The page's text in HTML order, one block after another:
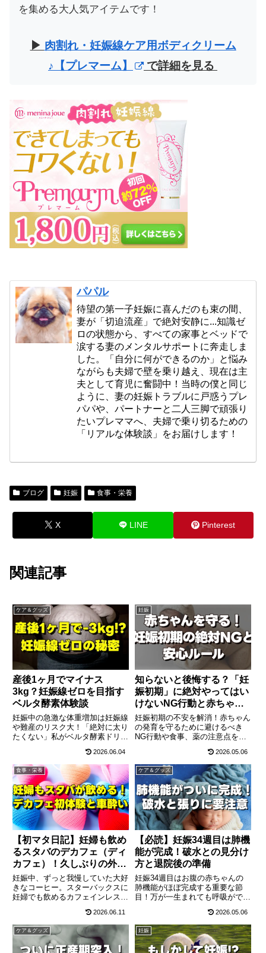
を集める大人気アイテムです！
▶︎ 肉割れ・妊娠線ケア用ボディクリーム
♪【プレマーム】
で詳細を見る
パパル
待望の第一子妊娠に喜んだのも束の間、
妻が「切迫流産」で絶対安静に...知識ゼ
ロの状態から、すべての家事とベッドで
涙する妻のメンタルサポートに奔走しま
した。「自分に何ができるのか」と悩み
ながらも夫婦で壁を乗り越え、現在は主
夫として育児に奮闘中！当時の僕と同じ
ように、妻の妊娠トラブルに戸惑うプレ
パパや、パートナーと二人三脚で頑張り
たいプレママへ、夫婦で乗り切るための
「リアルな体験談」をお届けします！
ブログ 妊娠 食事・栄養
X LINE Pinterest
関連記事
ケア＆グッズ
産後1ヶ月でマイナス
3kg？妊娠線ゼロを目指す
ベルタ酵素体験談
妊娠中の急激な体重増加は妊娠線
や難産のリスク大！「絶対に太り
たくない」私がベルタ酵素ドリン
したリアルな体験談。つわり中で
も飲みやすいピーチ味の感想や、
一番お得な購入方法まで本音でレ
ビューします。
2026.06.04
妊娠
知らないと後悔する？「妊
娠初期」に絶対やってはい
けないNG行動と赤ちゃん
を守る7つの約束
妊娠初期の不安を解消！赤ちゃん
の発育を守るために避けるべき
NG行動や食事、薬の注意点を徹
対処法、医師に相談すべき症状ま
で、初めての妊娠でも安心して過
ごせるチェックリストをお届けし
ます。
2026.05.06
食事・栄養
【初マタ日記】妊婦も飲め
るスタバのデカフェ（ディ
カフェ）！久しぶりの外出
で車酔いの試練
妊娠中、ずっと我慢していた大好
きなコーヒー。スターバックスに
妊婦でも飲めるカフェインレス
と知り、久しぶりの外出を決行！
スタバでの頼み方や待ち時間、そ
して弱っていた三半規管による
「猛烈な車酔い」のトラブルま
2026.06.11
ケア＆グッズ
【必読】妊娠34週目は肺機
能が完成！破水との見分け
方と退院後の準備
妊娠34週目はお腹の赤ちゃんの
肺機能がほぼ完成する重要な節
目！万が一生まれても呼吸ができ
マは胃の圧迫や歩くのも辛い恥骨
痛が限界に。危険な「前期破水」
と尿漏れの見分け方、退院後に困
らない赤ちゃんスペースの作り
2026.05.06
ケア＆グッズ 妊娠